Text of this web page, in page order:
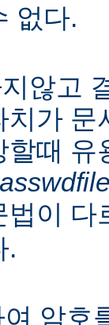
없다.
않고
치가 문
할때
법이
.
암호